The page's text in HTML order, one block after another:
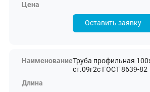
Оставить заявку
Труба профильная
ст.09г2с ГОСТ 8639-82